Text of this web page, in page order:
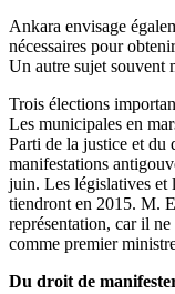
Ankara envisage
nécessaires pour
Un autre sujet souvent
Trois élections
Les municipales en
Parti de la justice et du
manifestations
juin. Les législatives et
tiendront en 2015. M.
représentation, car il
comme premier
Du droit de